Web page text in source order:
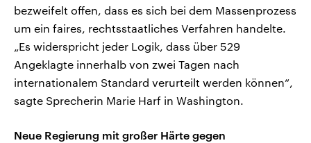
bezweifelt offen, dass es sich bei dem Massenprozess
um ein faires, rechtsstaatliches Verfahren handelte.
„Es widerspricht jeder Logik, dass über 529
Angeklagte innerhalb von zwei Tagen nach
internationalem Standard verurteilt werden können“,
sagte Sprecherin Marie Harf in Washington.
Neue Regierung mit großer Härte gegen